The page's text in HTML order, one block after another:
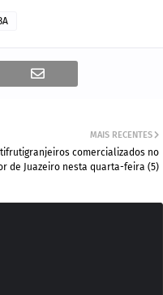
MAIS RECENTES
comercializados no
de Juazeiro nesta quarta-feira (5)